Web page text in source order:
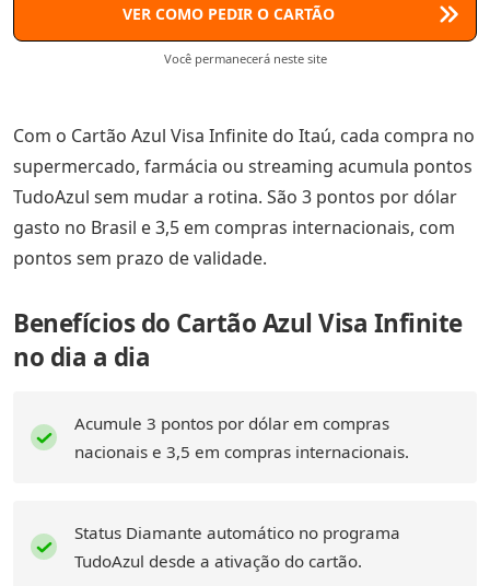
VER COMO PEDIR O CARTÃO
Você permanecerá neste site
Com o Cartão Azul Visa Infinite do Itaú, cada compra no
supermercado, farmácia ou streaming acumula pontos
TudoAzul sem mudar a rotina. São 3 pontos por dólar
gasto no Brasil e 3,5 em compras internacionais, com
pontos sem prazo de validade.
Benefícios do Cartão Azul Visa Infinite
no dia a dia
Acumule 3 pontos por dólar em compras
nacionais e 3,5 em compras internacionais.
Status Diamante automático no programa
TudoAzul desde a ativação do cartão.